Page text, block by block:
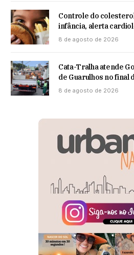
Controle do
infância, alerta
8 de agosto de 2026
Cata-Tralha atende
de Guarulhos no final
8 de agosto de 2026